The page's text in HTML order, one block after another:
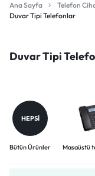
Ana Sayfa Telefon
Duvar Tipi Telefonlar
Duvar Tipi
HEPSI
Bütün Ürünler Masaüstü